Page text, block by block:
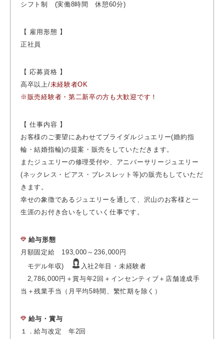
シフト制 (実働8時間 休憩60分)
【 雇用形態 】
正社員
【 応募資格 】
高卒以上/未経験者OK
※販売経験者・第二新卒の方も大歓迎です！
【 仕事内容 】
お客様のご要望にあわせてブライダルジュエリー(婚約指
輪・結婚指輪)の提案・販売をしていただきます。
またジュエリーの修理受付や、アニバーサリージュエリー
(ネックレス・ピアス・ブレスレット等)の販売もしていただ
きます。
幸せの象徴であるジュエリーを通して、沢山のお客様 と一
生涯のお付き合いをしていく仕事です。
給与形態
月額固定給 193,000～236,000円
モデル年収)
入社2年目・未経験者
2,786,000円＋賞与年2回＋インセンティブ＋店舗達成手
当＋残業手当（月平均5時間、繁忙期を除く）
給与・賞与
１．給与改定 年2回